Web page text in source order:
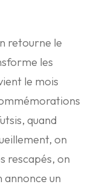
retourne le
les
le mois
quand
on
rescapés, on
annonce un